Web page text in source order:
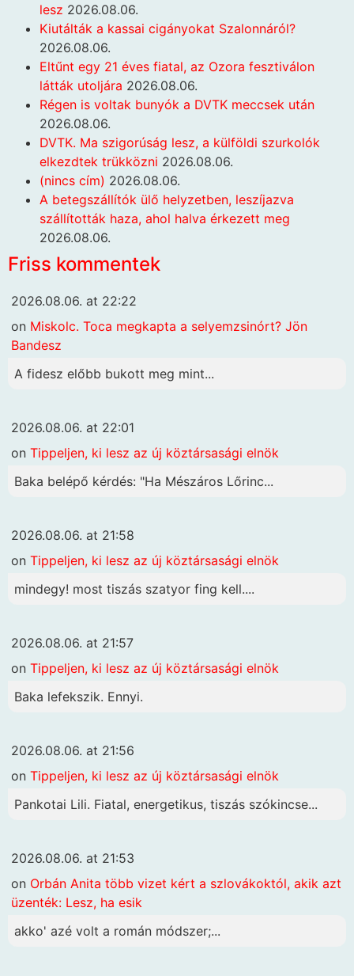
lesz 2026.08.06.
Kiutálták a kassai cigányokat Szalonnáról?
2026.08.06.
Eltűnt egy 21 éves fiatal, az Ozora fesztiválon
látták utoljára 2026.08.06.
Régen is voltak bunyók a DVTK meccsek után
2026.08.06.
DVTK. Ma szigorúság lesz, a külföldi szurkolók
elkezdtek trükközni 2026.08.06.
(nincs cím) 2026.08.06.
A betegszállítók ülő helyzetben, leszíjazva
szállították haza, ahol halva érkezett meg
2026.08.06.
Friss kommentek
2026.08.06. at 22:22
on Miskolc. Toca megkapta a selyemzsinórt? Jön
Bandesz
A fidesz előbb bukott meg mint...
2026.08.06. at 22:01
on Tippeljen, ki lesz az új köztársasági elnök
Baka belépő kérdés: "Ha Mészáros Lőrinc...
2026.08.06. at 21:58
on Tippeljen, ki lesz az új köztársasági elnök
mindegy! most tiszás szatyor fing kell....
2026.08.06. at 21:57
on Tippeljen, ki lesz az új köztársasági elnök
Baka lefekszik. Ennyi.
2026.08.06. at 21:56
on Tippeljen, ki lesz az új köztársasági elnök
Pankotai Lili. Fiatal, energetikus, tiszás szókincse...
2026.08.06. at 21:53
on Orbán Anita több vizet kért a szlovákoktól, akik azt
üzenték: Lesz, ha esik
akko' azé volt a román módszer;...